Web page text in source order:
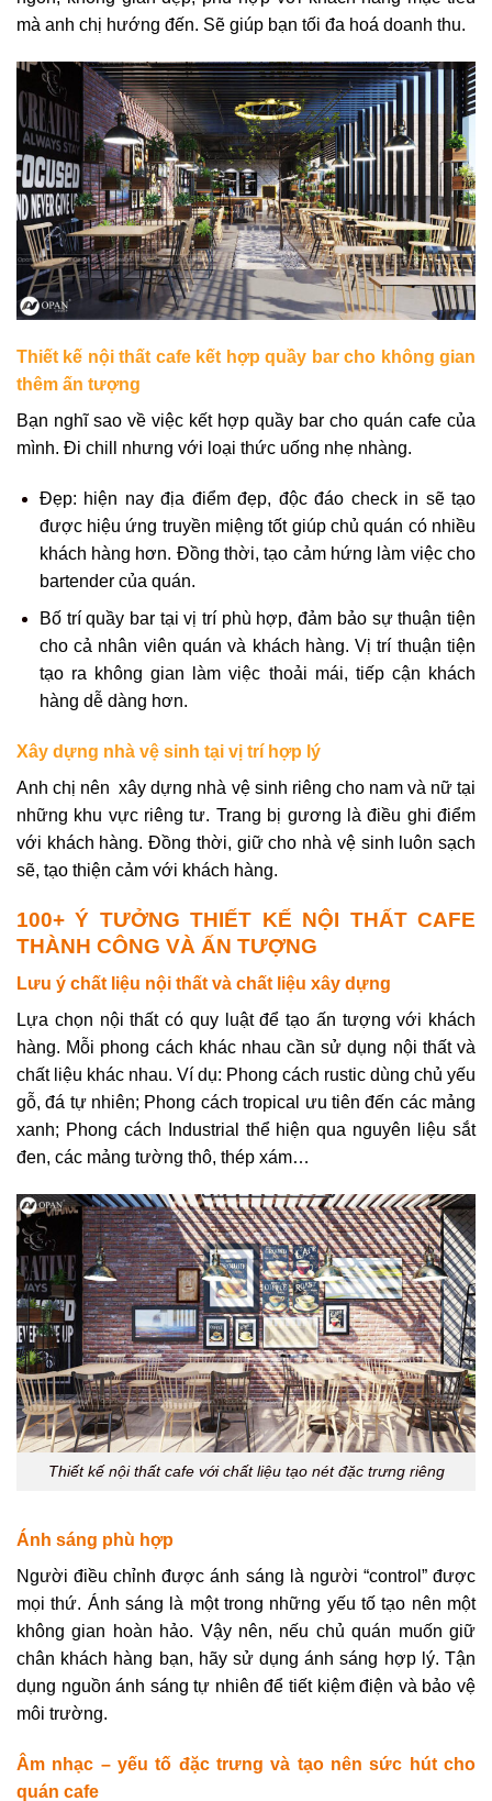
mà anh chị hướng đến. Sẽ giúp bạn tối đa hoá doanh thu.
Thiết kế nội thất cafe kết hợp quầy bar cho không gian
thêm ấn tượng
Bạn nghĩ sao về việc kết hợp quầy bar cho quán cafe của
mình. Đi chill nhưng với loại thức uống nhẹ nhàng.
Đẹp: hiện nay địa điểm đẹp, độc đáo check in sẽ tạo
được hiệu ứng truyền miệng tốt giúp chủ quán có nhiều
khách hàng hơn. Đồng thời, tạo cảm hứng làm việc cho
bartender của quán.
Bố trí quầy bar tại vị trí phù hợp, đảm bảo sự thuận tiện
cho cả nhân viên quán và khách hàng. Vị trí thuận tiện
tạo ra không gian làm việc thoải mái, tiếp cận khách
hàng dễ dàng hơn.
Xây dựng nhà vệ sinh tại vị trí hợp lý
Anh chị nên xây dựng nhà vệ sinh riêng cho nam và nữ tại
những khu vực riêng tư. Trang bị gương là điều ghi điểm
với khách hàng. Đồng thời, giữ cho nhà vệ sinh luôn sạch
sẽ, tạo thiện cảm với khách hàng.
100+ Ý TƯỞNG THIẾT KẾ NỘI THẤT CAFE
THÀNH CÔNG VÀ ẤN TƯỢNG
Lưu ý chất liệu nội thất và chất liệu xây dựng
Lựa chọn nội thất có quy luật để tạo ấn tượng với khách
hàng. Mỗi phong cách khác nhau cần sử dụng nội thất và
chất liệu khác nhau. Ví dụ: Phong cách rustic dùng chủ yếu
gỗ, đá tự nhiên; Phong cách tropical ưu tiên đến các mảng
xanh; Phong cách Industrial thể hiện qua nguyên liệu sắt
đen, các mảng tường thô, thép xám…
Thiết kế nội thất cafe với chất liệu tạo nét đặc trưng riêng
Ánh sáng phù hợp
Người điều chỉnh được ánh sáng là người “control” được
mọi thứ. Ánh sáng là một trong những yếu tố tạo nên một
không gian hoàn hảo. Vậy nên, nếu chủ quán muốn giữ
chân khách hàng bạn, hãy sử dụng ánh sáng hợp lý. Tận
dụng nguồn ánh sáng tự nhiên để tiết kiệm điện và bảo vệ
môi trường.
Âm nhạc – yếu tố đặc trưng và tạo nên sức hút cho
quán cafe